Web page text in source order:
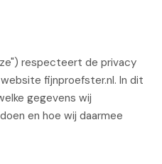
respecteert de privacy
fijnproefster.nl. In dit
gegevens wij
en hoe wij daarmee